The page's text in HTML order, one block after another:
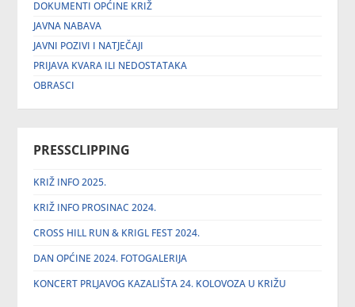
DOKUMENTI OPĆINE KRIŽ
JAVNA NABAVA
JAVNI POZIVI I NATJEČAJI
PRIJAVA KVARA ILI NEDOSTATAKA
OBRASCI
PRESSCLIPPING
KRIŽ INFO 2025.
KRIŽ INFO PROSINAC 2024.
CROSS HILL RUN & KRIGL FEST 2024.
DAN OPĆINE 2024. FOTOGALERIJA
KONCERT PRLJAVOG KAZALIŠTA 24. KOLOVOZA U KRIŽU